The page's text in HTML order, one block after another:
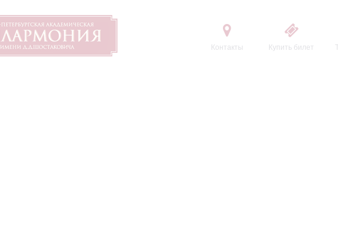
Контакты Купить билет